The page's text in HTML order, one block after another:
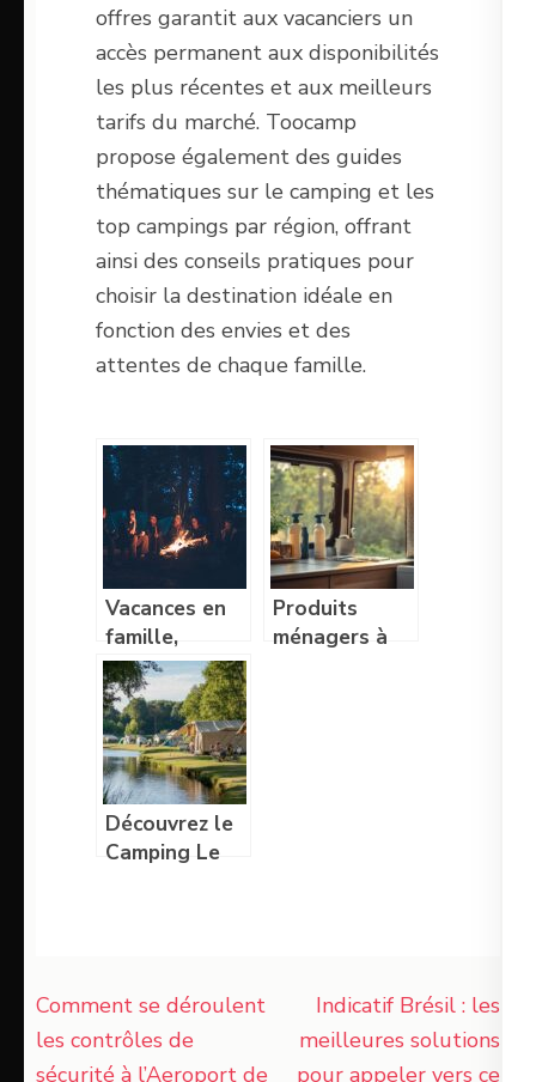
offres garantit aux vacanciers un
accès permanent aux disponibilités
les plus récentes et aux meilleurs
tarifs du marché. Toocamp
propose également des guides
thématiques sur le camping et les
top campings par région, offrant
ainsi des conseils pratiques pour
choisir la destination idéale en
fonction des envies et des
attentes de chaque famille.
Vacances en
famille,
pourquoi
opter pour un
camping ?
Produits
ménagers à
Découvrez le
Camping Le
profitez de
nos
promotions
Navigation
de
Comment se déroulent
les contrôles de
sécurité à l’Aeroport de
Indicatif Brésil : les
meilleures solutions
pour appeler vers ce